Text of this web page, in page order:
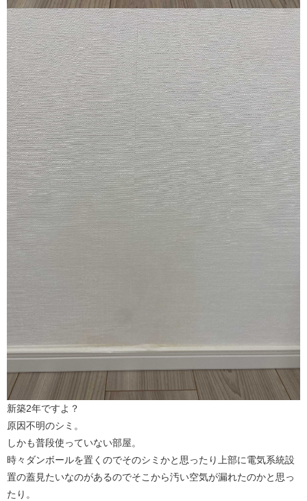
新築2年ですよ？
原因不明のシミ。
しかも普段使っていない部屋。
時々ダンボールを置くのでそのシミかと思ったり上部に電気系統設
置の蓋見たいなのがあるのでそこから汚い空気が漏れたのかと思っ
たり。